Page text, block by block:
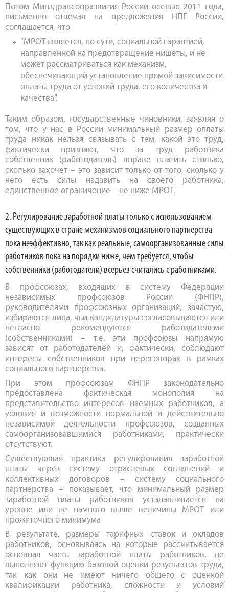
Потом Минздравсоцразвития России осенью 2011 года,
письменно отвечая на предложения НПГ России,
соглашается, что
"МРОТ является, по сути, социальной гарантией,
направленной на предотвращение нищеты, и не
может рассматриваться как механизм,
обеспечивающий установление прямой зависимости
оплаты труда от условий труда, его количества и
качества”.
Таким образом, государственные чиновники, заявляя о
том, что у нас в России минимальный размер оплаты
труда никак нельзя связывать с тем, какой это труд,
фактически признают, что за труд работника
собственник (работодатель) вправе платить столько,
сколько захочет – это зависит только от того, сколько у
него есть силы надавить на своего работника,
единственное ограничение – не ниже МРОТ.
2. Регулирование заработной платы только с использованием
существующих в стране механизмов социального партнерства
пока неэффективно, так как реальные, самоорганизованные силы
работников пока на порядки ниже, чем требуется, чтобы
собственники (работодатели) всерьез считались с работниками.
В профсоюзах, входящих в систему Федерации
независимых профсоюзов России (ФНПР),
руководителями профсоюзных организаций, зачастую,
избираются лица, чьи кандидатуры согласовываются или
негласно рекомендуются работодателями
(собственниками) – т.е. эти профсоюзы напрямую
зависят от работодателей и, фактически, соблюдают
интересы собственников при переговорах в рамках
социального партнерства.
При этом профсоюзам ФНПР законодательно
предоставлена фактическая монополия на
представительство интересов наемных работников, а
условия и возможности нормальной и действительно
независимой деятельности профсоюзов, созданных
самоорганизовавшимися работниками, практически
отсутствуют.
Существующая практика регулирования заработной
платы через систему отраслевых соглашений и
коллективных договоров – систему социального
партнерства – показывает, что минимальный размер
заработной платы работников устанавливается на
уровне или не намного выше величины МРОТ или
прожиточного минимума
В результате, размеры тарифных ставок и окладов
работников, основываясь на которые рассчитывается
основная часть заработной платы работников, не
выполняют функцию базовой оценки результатов труда,
так как они не имеют ничего общего с оценкой
квалификации работника, сложности и условий